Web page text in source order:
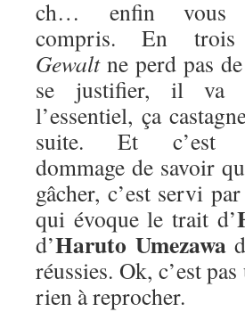
ch… enfin vous
compris. En trois
Gewaltne perd pas
se justifier, il va
l’essentiel, ça
suite. Et c’est
dommage de savoir
gâcher, c’est servi
qui évoque le trait d’
d’Haruto Umezawa
réussies. Ok, c’est
rien à reprocher.